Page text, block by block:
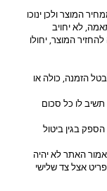
המוצר ולכן ינוכו
או אי התאמה, לא יחויב
המוצר, יחולו
הזמנה, כולה או
לו כל סכום
בגין ביטול
האתר לא יהיה
אצל צד שלישי